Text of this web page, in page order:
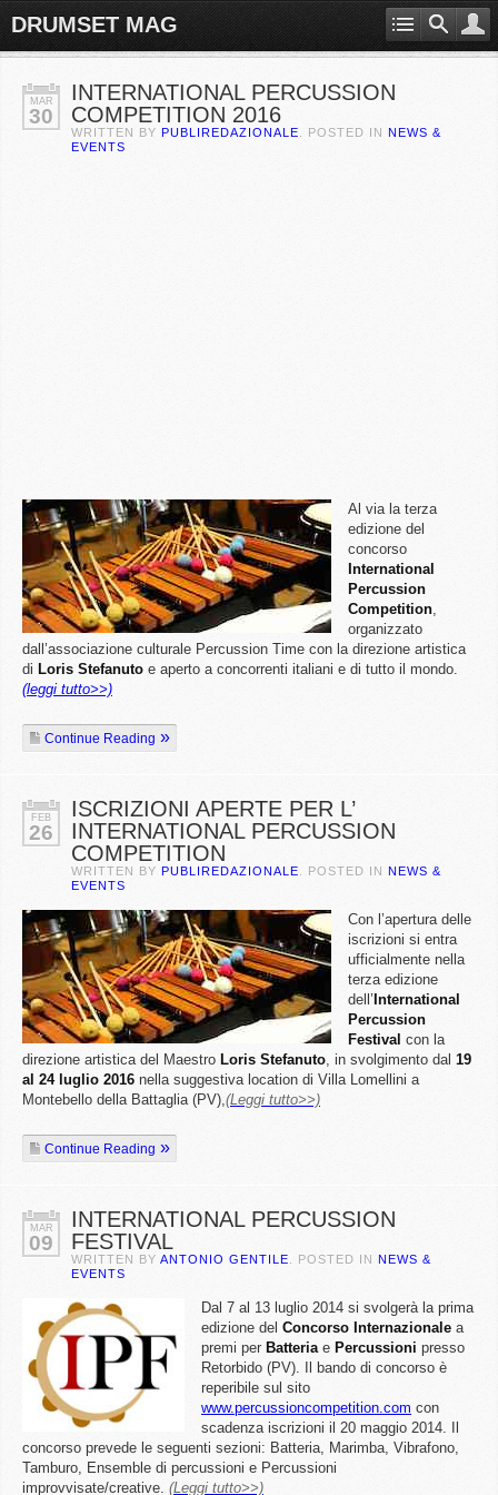
DRUMSET MAG
MAR
30
INTERNATIONAL PERCUSSION
COMPETITION 2016
WRITTEN BY PUBLIREDAZIONALE . POSTED IN NEWS &
EVENTS
Al via la terza
edizione del
concorso
International
Percussion
Competition,
organizzato
dall’associazione culturale Percussion Time con la direzione artistica
di Loris Stefanuto e aperto a concorrenti italiani e di tutto il mondo.
(leggi tutto>>)
Continue Reading
FEB
26
ISCRIZIONI APERTE PER L’
INTERNATIONAL PERCUSSION
COMPETITION
WRITTEN BY PUBLIREDAZIONALE . POSTED IN NEWS &
EVENTS
Con l’apertura delle
iscrizioni si entra
ufficialmente nella
terza edizione
dell’ International
Percussion
Festival con la
direzione artistica del Maestro Loris Stefanuto, in svolgimento dal 19
al 24 luglio 2016 nella suggestiva location di Villa Lomellini a
Montebello della Battaglia (PV),(Leggi tutto>>)
Continue Reading
MAR
09
INTERNATIONAL PERCUSSION
FESTIVAL
WRITTEN BY ANTONIO GENTILE . POSTED IN NEWS &
EVENTS
Dal 7 al 13 luglio 2014 si svolgerà la prima
edizione del Concorso Internazionale a
premi per Batteriae Percussioni presso
Retorbido (PV). Il bando di concorso è
reperibile sul sito
www.percussioncompetition.com con
scadenza iscrizioni il 20 maggio 2014. Il
concorso prevede le seguenti sezioni: Batteria, Marimba, Vibrafono,
Tamburo, Ensemble di percussioni e Percussioni
improvvisate/creative. (Leggi tutto>>)